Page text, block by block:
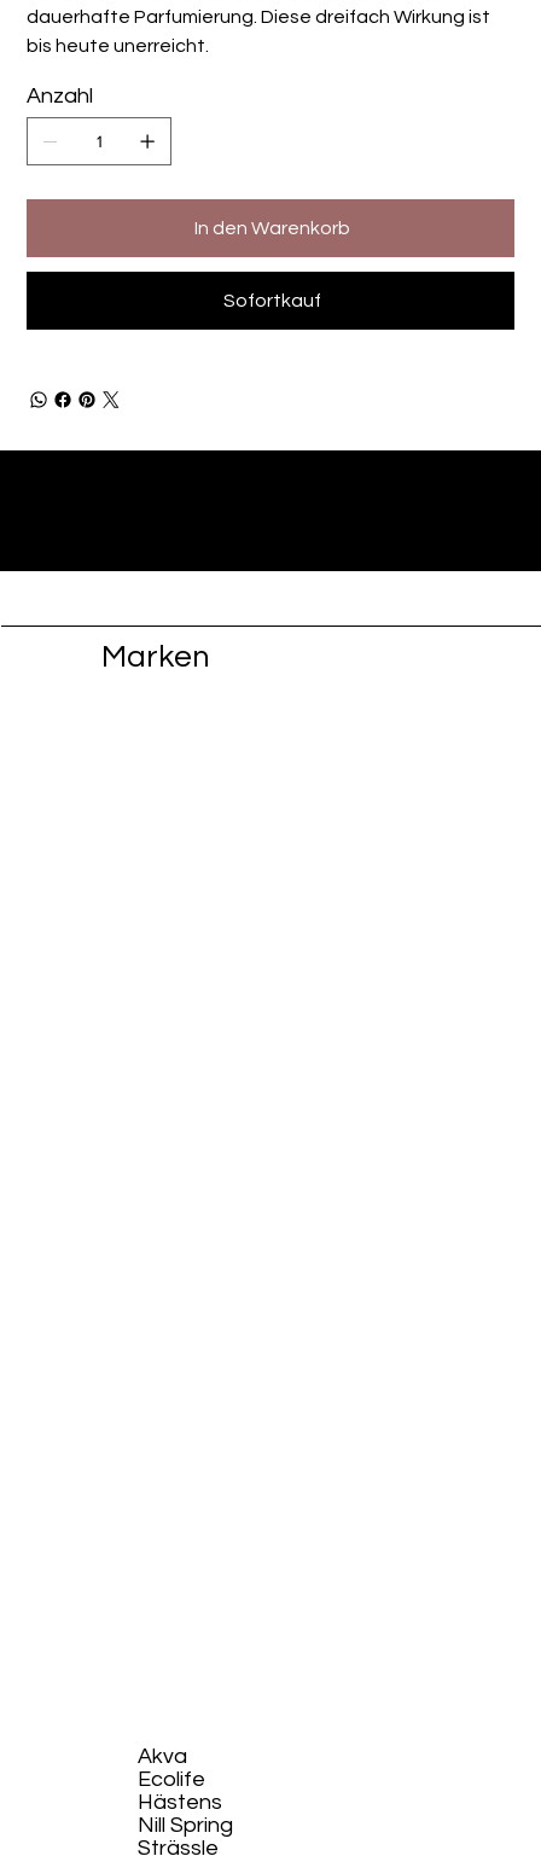
dauerhafte Parfumierung. Diese dreifach Wirkung ist
bis heute unerreicht.
Anzahl
In den Warenkorb
Sofortkauf
Marken
Akva
Ecolife​
Hästens
Nill Spring
Strässle